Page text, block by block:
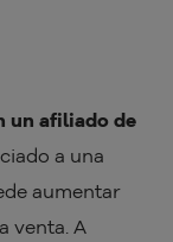
un afiliado de
a una
aumentar
venta. A